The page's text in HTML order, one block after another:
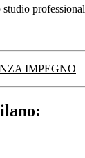
IMPEGNO